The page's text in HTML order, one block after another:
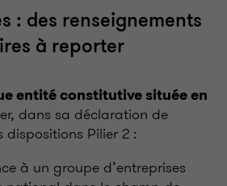
: des renseignements
à reporter
entité constitutive située en
dans sa déclaration de
Pilier 2 :
à un groupe d’entreprises